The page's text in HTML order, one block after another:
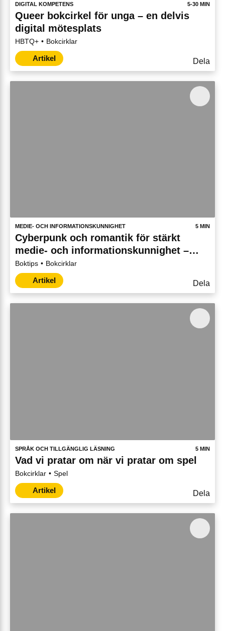
DIGITAL KOMPETENS 5-30 MIN
Queer bokcirkel för unga – en delvis
digital mötesplats
HBTQ+ Bokcirklar
Artikel Dela
MEDIE- OCH INFORMATIONSKUNNIGHET 5 MIN
Cyberpunk och romantik för stärkt
medie- och informationskunnighet –
litteraturtips för din studiecirkel
Boktips Bokcirklar
Artikel Dela
SPRÅK OCH TILLGÄNGLIG LÄSNING 5 MIN
Vad vi pratar om när vi pratar om spel
Bokcirklar Spel
Artikel Dela